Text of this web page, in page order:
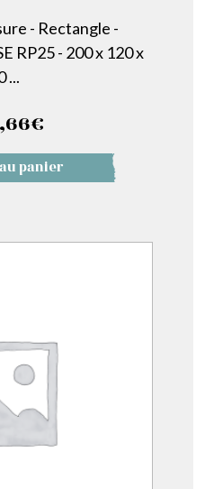
- Rectangle -
RP25 - 200 x 120 x
...
€
panier